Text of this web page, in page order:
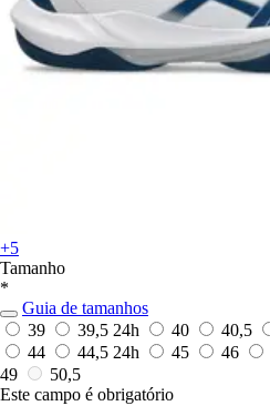
+5
Tamanho
*
Guia de tamanhos
39
39,5 24h 40 40,5
44
44,5 24h 45 46
49
50,5
Este campo é obrigatório